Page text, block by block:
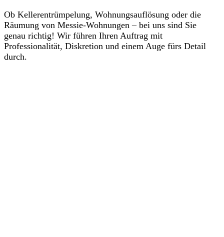
Ob Kellerentrümpelung, Wohnungsauflösung oder die
Räumung von Messie-Wohnungen – bei uns sind Sie
genau richtig! Wir führen Ihren Auftrag mit
Professionalität, Diskretion und einem Auge fürs Detail
durch.